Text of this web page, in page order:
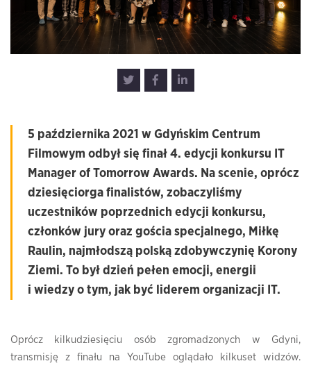
5 października 2021 w Gdyńskim Centrum
Filmowym odbył się finał 4. edycji konkursu IT
Manager of Tomorrow Awards. Na scenie, oprócz
dziesięciorga finalistów, zobaczyliśmy
uczestników poprzednich edycji konkursu,
członków jury oraz gościa specjalnego, Miłkę
Raulin, najmłodszą polską zdobywczynię Korony
Ziemi. To był dzień pełen emocji, energii
i wiedzy o tym, jak być liderem organizacji IT.
Oprócz kilkudziesięciu osób zgromadzonych w Gdyni,
transmisję z finału na YouTube oglądało kilkuset widzów.